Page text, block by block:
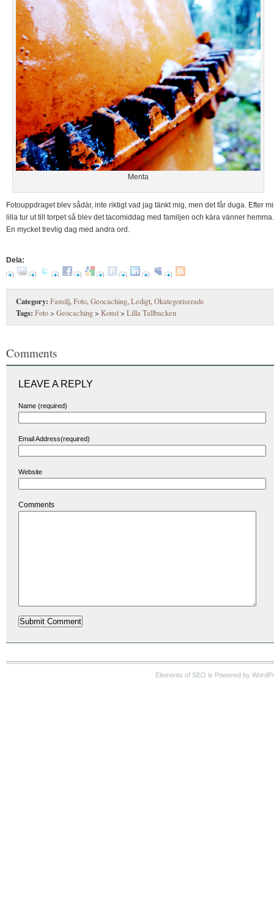
Menta
Fotouppdraget blev sådär, inte riktigt vad jag tänkt mig, men det får duga. Efter
lilla tur ut till torpet så blev det tacomiddag med familjen och kära vänner hemma.
En mycket trevlig dag med andra ord.
Dela:
Category: Familj,Foto,Geocaching,Ledigt,Okategoriserade
Tags: Foto> Geocaching> Konst> Lilla Tallbacken
Comments
LEAVE A REPLY
Name (required)
Email Address(required)
Website
Comments
Elements of SEO is Powered by